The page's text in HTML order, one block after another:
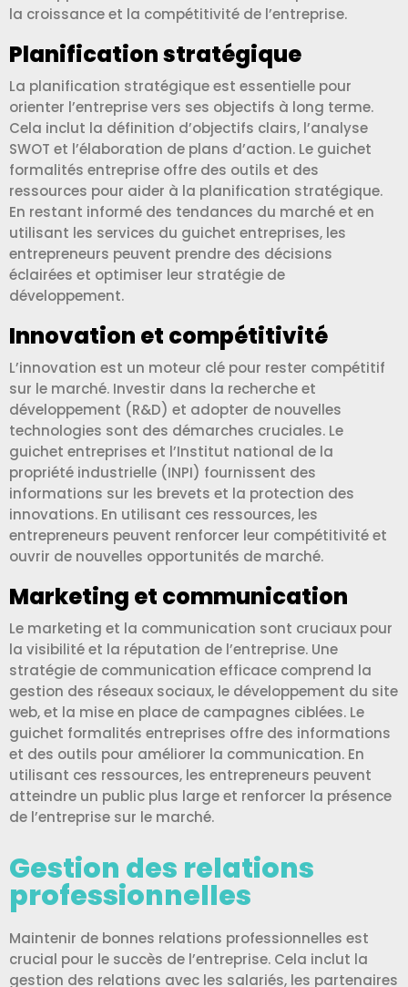
la croissance et la compétitivité de l’entreprise.
Planification stratégique
La planification stratégique est essentielle pour
orienter l’entreprise vers ses objectifs à long terme.
Cela inclut la définition d’objectifs clairs, l’analyse
SWOT et l’élaboration de plans d’action. Le guichet
formalités entreprise offre des outils et des
ressources pour aider à la planification stratégique.
En restant informé des tendances du marché et en
utilisant les services du guichet entreprises, les
entrepreneurs peuvent prendre des décisions
éclairées et optimiser leur stratégie de
développement.
Innovation et compétitivité
L’innovation est un moteur clé pour rester compétitif
sur le marché. Investir dans la recherche et
développement (R&D) et adopter de nouvelles
technologies sont des démarches cruciales. Le
guichet entreprises et l’Institut national de la
propriété industrielle (INPI) fournissent des
informations sur les brevets et la protection des
innovations. En utilisant ces ressources, les
entrepreneurs peuvent renforcer leur compétitivité et
ouvrir de nouvelles opportunités de marché.
Marketing et communication
Le marketing et la communication sont cruciaux pour
la visibilité et la réputation de l’entreprise. Une
stratégie de communication efficace comprend la
gestion des réseaux sociaux, le développement du site
web, et la mise en place de campagnes ciblées. Le
guichet formalités entreprises offre des informations
et des outils pour améliorer la communication. En
utilisant ces ressources, les entrepreneurs peuvent
atteindre un public plus large et renforcer la présence
de l’entreprise sur le marché.
Gestion des relations
professionnelles
Maintenir de bonnes relations professionnelles est
crucial pour le succès de l’entreprise. Cela inclut la
gestion des relations avec les salariés, les partenaires